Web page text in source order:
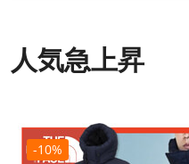
人気急上昇
-10%